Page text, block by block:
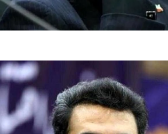
فضاپیمای «استارشیپ» ایلان ماسک
چیست؟
حدید ۱۱۰؛
مرگبارتر
جدید ایران